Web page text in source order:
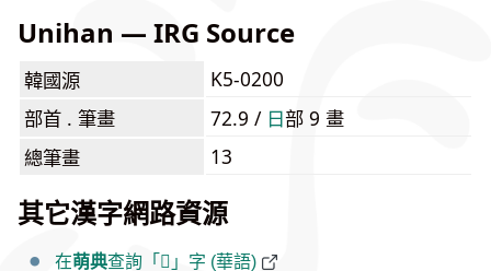
Unihan — IRG Source
韓國源
K5-0200
部首 . 筆畫
72.9 / ⽇部 9 畫
總筆畫
13
其它漢字網路資源
在萌典查詢「𪰷」字 (華語)